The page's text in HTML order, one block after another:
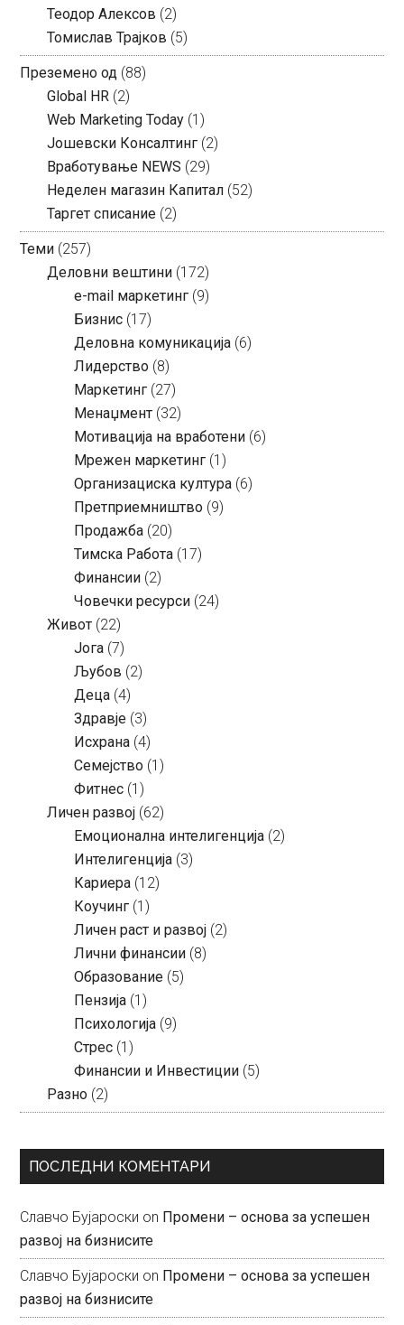
Теодор Алексов (2)
Томислав Трајков (5)
Преземено од (88)
Global HR (2)
Web Marketing Today (1)
Јошевски Консалтинг (2)
Вработување NEWS (29)
Неделен магазин Капитал (52)
Таргет списание (2)
Теми (257)
Деловни вештини (172)
e-mail маркетинг (9)
Бизнис (17)
Деловна комуникација (6)
Лидерство (8)
Маркетинг (27)
Менаџмент (32)
Мотивација на вработени (6)
Мрежен маркетинг (1)
Организациска култура (6)
Претприемништво (9)
Продажба (20)
Тимска Работа (17)
Финансии (2)
Човечки ресурси (24)
Живот (22)
Јога (7)
Љубов (2)
Деца (4)
Здравје (3)
Исхрана (4)
Семејство (1)
Фитнес (1)
Личен развој (62)
Емоционална интелигенција (2)
Интелигенција (3)
Кариера (12)
Коучинг (1)
Личен раст и развој (2)
Лични финансии (8)
Образование (5)
Пензија (1)
Психологија (9)
Стрес (1)
Финансии и Инвестиции (5)
Разно (2)
ПОСЛЕДНИ КОМЕНТАРИ
Славчо Бујароски on Промени – основа за успешен
развој на бизнисите
Славчо Бујароски on Промени – основа за успешен
развој на бизнисите